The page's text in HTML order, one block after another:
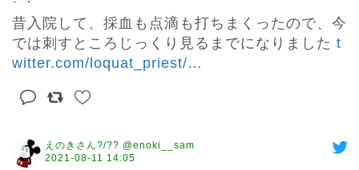
昔入院して、採血も点滴も打ちまくったので、今
では刺すところじっくり見るまでになりました t
witter.com/loquat_priest/…
えのきさん?/?? @enoki__sam
2021-08-11 14:05